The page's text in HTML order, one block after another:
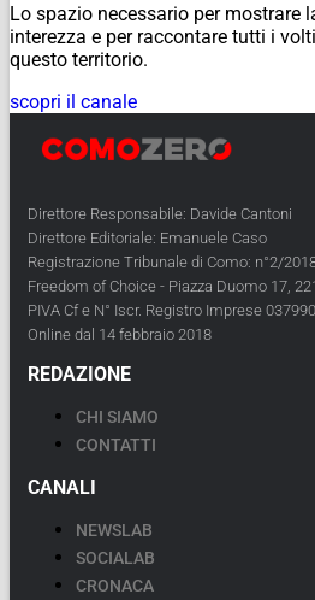
Lo spazio necessario per mostrare
interezza e per raccontare tutti i
questo territorio.
scopri il canale
Direttore Responsabile: Davide Cantoni
Direttore Editoriale: Emanuele Caso
Registrazione Tribunale di Como: n°2/
Freedom of Choice - Piazza Duomo 17,
PIVA Cf e N° Iscr. Registro Imprese
Online dal 14 febbraio 2018
REDAZIONE
CHI SIAMO
CONTATTI
CANALI
NEWSLAB
SOCIALAB
CRONACA